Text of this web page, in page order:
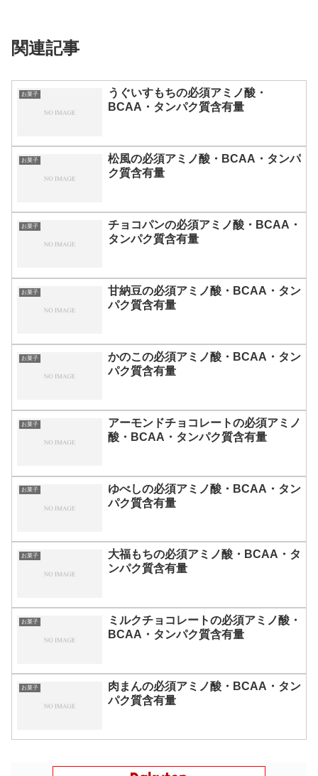
関連記事
お菓子
うぐいすもちの必須アミノ酸・
BCAA・タンパク質含有量
お菓子
松風の必須アミノ酸・BCAA・タンパ
ク質含有量
お菓子
チョコパンの必須アミノ酸・BCAA・
タンパク質含有量
お菓子
甘納豆の必須アミノ酸・BCAA・タン
パク質含有量
お菓子
かのこの必須アミノ酸・BCAA・タン
パク質含有量
お菓子
アーモンドチョコレートの必須アミノ
酸・BCAA・タンパク質含有量
お菓子
ゆべしの必須アミノ酸・BCAA・タン
パク質含有量
お菓子
大福もちの必須アミノ酸・BCAA・タ
ンパク質含有量
お菓子
ミルクチョコレートの必須アミノ酸・
BCAA・タンパク質含有量
お菓子
肉まんの必須アミノ酸・BCAA・タン
パク質含有量